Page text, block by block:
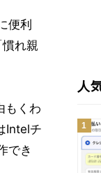
便利
れ親
もくわ
Intelチ
でき
人